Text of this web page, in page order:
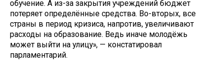
обучение. А из-за закрытия учреждений бюджет
потеряет определённые средства. Во-вторых, все
страны в период кризиса, напротив, увеличивают
расходы на образование. Ведь иначе молодёжь
может выйти на улицу», — констатировал
парламентарий.